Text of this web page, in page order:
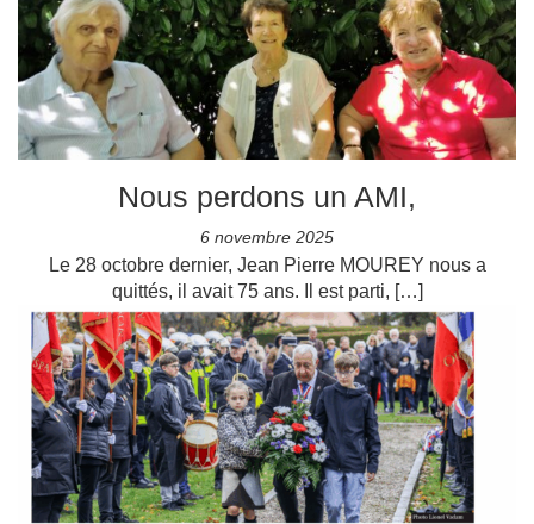
Nous perdons un AMI,
6 novembre 2025
Le 28 octobre dernier, Jean Pierre MOUREY nous a
quittés, il avait 75 ans. Il est parti, […]